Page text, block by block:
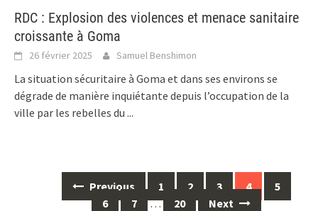
RDC : Explosion des violences et menace sanitaire
croissante à Goma
26 février 2025 Samuel Benshimon
La situation sécuritaire à Goma et dans ses environs se
dégrade de manière inquiétante depuis l’occupation de la
ville par les rebelles du ...
navigation
Previous 1 2 3 4
5
6
7 … 20 Next